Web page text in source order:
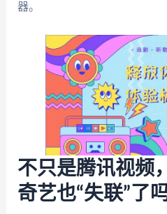
器。
不只是腾讯视频
奇艺也“失联”了吗